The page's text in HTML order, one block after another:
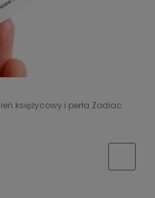
księżycowy i perła Zodiac